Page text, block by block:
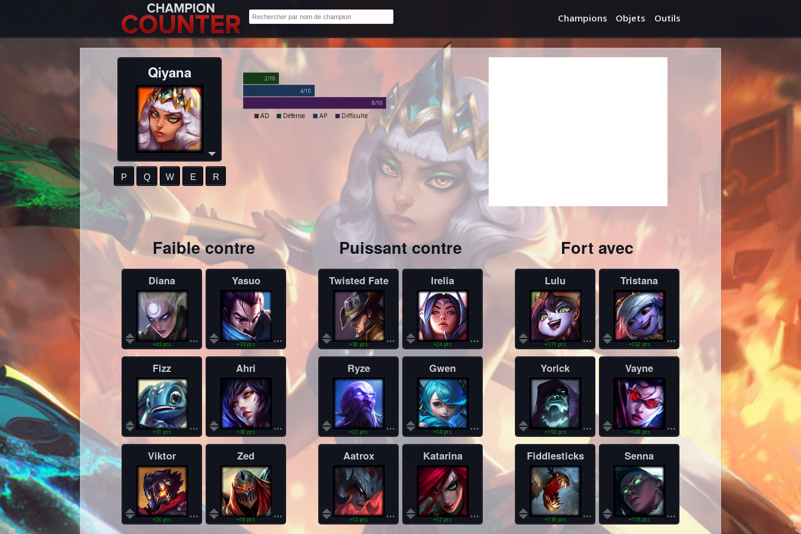
Champions Objets Outils
Qiyana
2/10
4/10
8/10
AD Défense AP Difficulté
P Q W E R
Faible contre
Diana
...
+43 pts
Yasuo
...
+33 pts
Fizz
...
+31 pts
Ahri
...
+30 pts
Viktor
...
+26 pts
Zed
...
+19 pts
Puissant contre
Twisted Fate
...
+30 pts
Irelia
...
+24 pts
Ryze
...
+22 pts
Gwen
...
+14 pts
Aatrox
...
+12 pts
Katarina
...
+12 pts
Fort avec
Lulu
...
+171 pts
Tristana
...
+152 pts
Yorick
...
+150 pts
Vayne
...
+140 pts
Fiddlesticks
...
+130 pts
Senna
...
+118 pts